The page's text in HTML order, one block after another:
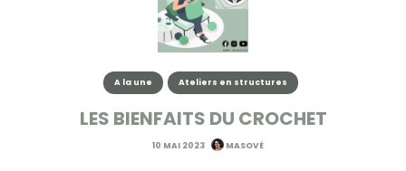
A la une Ateliers en structures
LES BIENFAITS DU CROCHET
10 MAI 2023 MASOVÉ